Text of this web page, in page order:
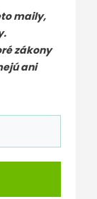
maily,
zákony
ani